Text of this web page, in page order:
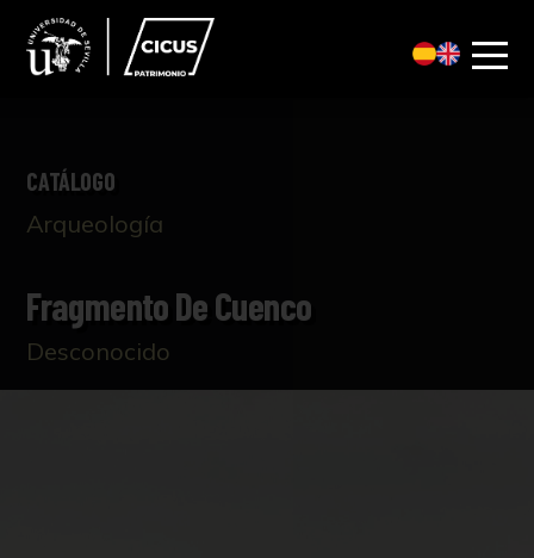
CATÁLOGO
Arqueología
Fragmento De Cuenco
Desconocido